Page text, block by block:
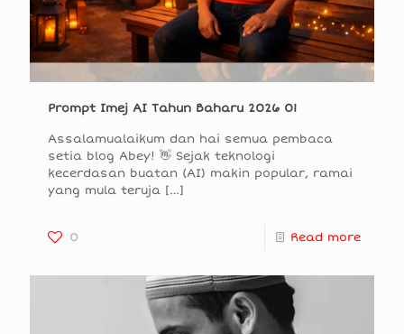
Prompt Imej AI Tahun Baharu 2026 01
Assalamualaikum dan hai semua pembaca
setia blog Abey! 👋 Sejak teknologi
kecerdasan buatan (AI) makin popular, ramai
yang mula teruja […]
0 Read more